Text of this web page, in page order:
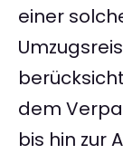
einer
dem
bis hin zur